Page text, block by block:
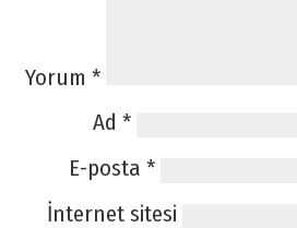
Yorum *
Ad *
E-posta *
İnternet sitesi